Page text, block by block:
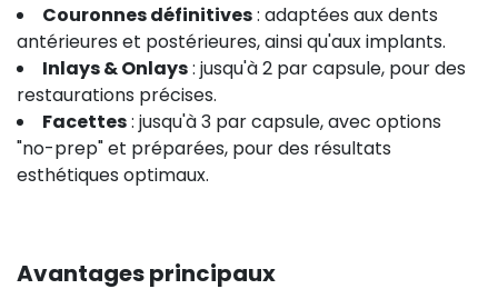
Couronnes définitives: adaptées aux dents
antérieures et postérieures, ainsi qu'aux implants.
Inlays & Onlays: jusqu'à 2 par capsule, pour des
restaurations précises.
Facettes: jusqu'à 3 par capsule, avec options
"no-prep" et préparées, pour des résultats
esthétiques optimaux.
Avantages principaux